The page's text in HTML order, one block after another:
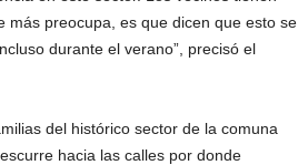
más preocupa, es que dicen que esto se
durante el verano”, precisó el
del histórico sector de la comuna
hacia las calles por donde